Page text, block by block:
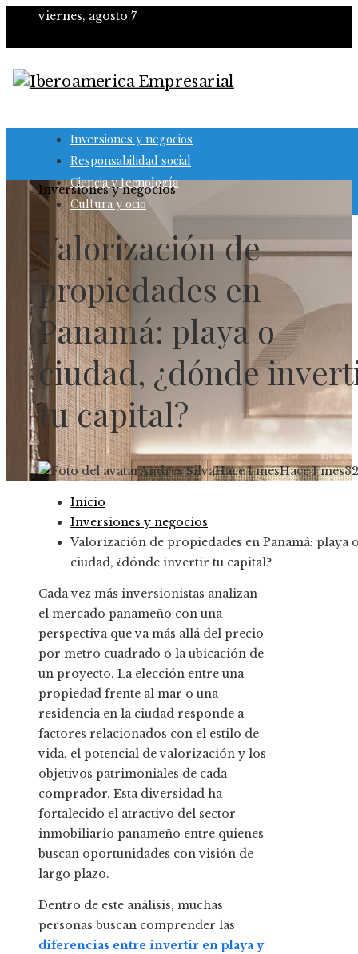
viernes, agosto 7
Inversiones y negocios
Responsabilidad social
Ciencia y tecnología
Cultura y ocio
Inversiones y negocios
Valorización de
propiedades en
Panamá: playa o
ciudad, ¿dónde
tu capital?
Andres SilvaHace 1 mesHace 1 mes32
Inicio
Inversiones y negocios
Valorización de propiedades en Panamá: playa
ciudad, ¿dónde invertir tu capital?
Cada vez más inversionistas analizan
el mercado panameño con una
perspectiva que va más allá del precio
por metro cuadrado o la ubicación de
un proyecto. La elección entre una
propiedad frente al mar o una
residencia en la ciudad responde a
factores relacionados con el estilo de
vida, el potencial de valorización y los
objetivos patrimoniales de cada
comprador. Esta diversidad ha
fortalecido el atractivo del sector
inmobiliario panameño entre quienes
buscan oportunidades con visión de
largo plazo.
Dentro de este análisis, muchas
personas buscan comprender las
diferencias entre invertir en playa y